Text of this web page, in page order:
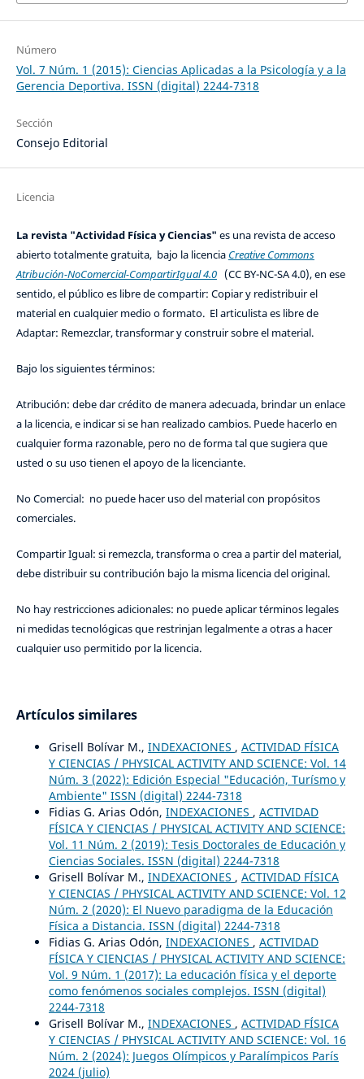
Número
Vol. 7 Núm. 1 (2015): Ciencias Aplicadas a la Psicología y a la
Gerencia Deportiva. ISSN (digital) 2244-7318
Sección
Consejo Editorial
Licencia
La revista "Actividad Física y Ciencias" es una revista de acceso
abierto totalmente gratuita, bajo la licencia Creative Commons
Atribución-NoComercial-CompartirIgual 4.0(CC BY-NC-SA 4.0), en ese
sentido, el público es libre de compartir: Copiar y redistribuir el
material en cualquier medio o formato. El articulista es libre de
Adaptar: Remezclar, transformar y construir sobre el material.
Bajo los siguientes términos:
Atribución: debe dar crédito de manera adecuada, brindar un enlace
a la licencia, e indicar si se han realizado cambios. Puede hacerlo en
cualquier forma razonable, pero no de forma tal que sugiera que
usted o su uso tienen el apoyo de la licenciante.
No Comercial: no puede hacer uso del material con propósitos
comerciales.
Compartir Igual: si remezcla, transforma o crea a partir del material,
debe distribuir su contribución bajo la misma licencia del original.
No hay restricciones adicionales: no puede aplicar términos legales
ni medidas tecnológicas que restrinjan legalmente a otras a hacer
cualquier uso permitido por la licencia.
Artículos similares
Grisell Bolívar M., INDEXACIONES , ACTIVIDAD FÍSICA
Y CIENCIAS / PHYSICAL ACTIVITY AND SCIENCE: Vol. 14
Núm. 3 (2022): Edición Especial "Educación, Turísmo y
Ambiente" ISSN (digital) 2244-7318
Fidias G. Arias Odón, INDEXACIONES , ACTIVIDAD
FÍSICA Y CIENCIAS / PHYSICAL ACTIVITY AND SCIENCE:
Vol. 11 Núm. 2 (2019): Tesis Doctorales de Educación y
Ciencias Sociales. ISSN (digital) 2244-7318
Grisell Bolívar M., INDEXACIONES , ACTIVIDAD FÍSICA
Y CIENCIAS / PHYSICAL ACTIVITY AND SCIENCE: Vol. 12
Núm. 2 (2020): El Nuevo paradigma de la Educación
Física a Distancia. ISSN (digital) 2244-7318
Fidias G. Arias Odón, INDEXACIONES , ACTIVIDAD
FÍSICA Y CIENCIAS / PHYSICAL ACTIVITY AND SCIENCE:
Vol. 9 Núm. 1 (2017): La educación física y el deporte
como fenómenos sociales complejos. ISSN (digital)
2244-7318
Grisell Bolívar M., INDEXACIONES , ACTIVIDAD FÍSICA
Y CIENCIAS / PHYSICAL ACTIVITY AND SCIENCE: Vol. 16
Núm. 2 (2024): Juegos Olímpicos y Paralímpicos París
2024 (julio)